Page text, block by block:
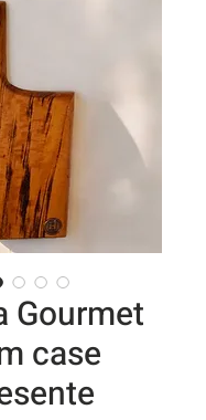
Gourmet
case